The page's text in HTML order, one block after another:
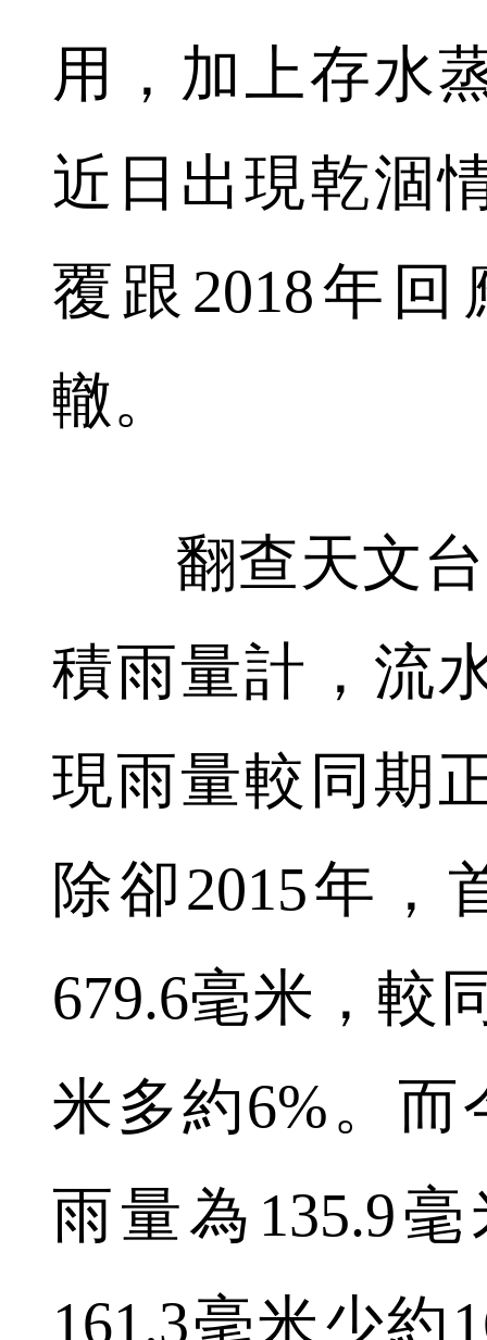
用，加上存水
近日出現乾涸
覆跟2018年
轍。
翻查天文台
積雨量計，流
現雨量較同期
除卻2015年，
679.6毫米，較
米多約6%。
雨量為135.9
161.3毫米少約